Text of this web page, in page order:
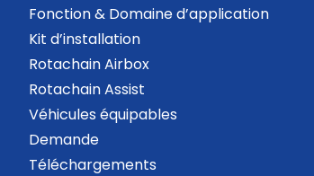
Fonction & Domaine d’application
Kit d’installation
Rotachain Airbox
Rotachain Assist
Véhicules équipables
Demande
Téléchargements